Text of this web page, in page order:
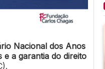
Nacional dos Anos
e a garantia do direito